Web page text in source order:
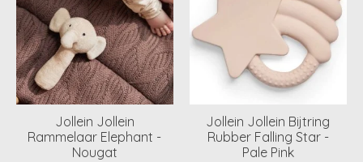
Jollein Jollein
Rammelaar Elephant -
Nougat
Jollein Jollein Bijtring
Rubber Falling Star -
Pale Pink